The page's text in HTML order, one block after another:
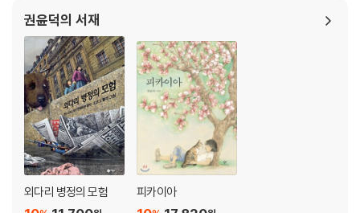
권윤덕의 서재
외다리 병정의 모험 피카이아